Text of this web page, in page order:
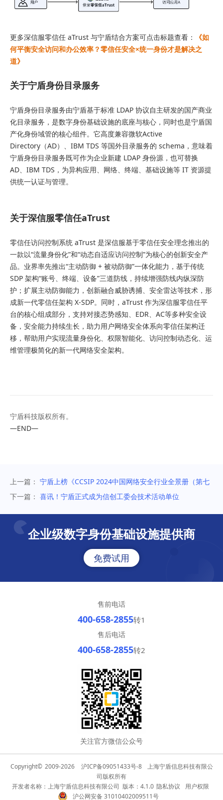
更多深信服零信任 aTrust 与宁盾结合方案可点击标题查看：
《如
何平衡安全访问和办公效率？零信任安全×统一身份才是解决之
道》
关于宁盾身份目录服务
宁盾身份目录服务由宁盾基于标准 LDAP 协议自主研发的国产商业
化目录服务，是数字身份基础设施的底座与核心，同时也是宁盾国
产化身份域管的核心组件。它高度兼容微软Active
Directory（AD）、IBM TDS 等国外目录服务的 schema，意味着
宁盾身份目录服务既可作为企业新建 LDAP 身份源，也可替换
AD、IBM TDS，为异构应用、网络、终端、基础设施等 IT 资源提
供统一认证与管理。
关于深信服零信任aTrust
零信任访问控制系统 aTrust 是深信服基于零信任安全理念推出的
一款以“流量身份化”和“动态自适应访问控制”为核心的创新安全产
品。业界率先推出“主动防御 + 被动防御”一体化能力，基于传统
SDP 架构“账号、终端、设备”三道防线，持续增强防线内纵深防
护；扩展主动防御能力，创新融合威胁诱捕、安全雷达等技术，形
成新一代零信任架构 X-SDP。同时，aTrust 作为深信服零信任平
台的核心组成部分，支持对接态势感知、EDR、AC等多种安全设
备，安全能力持续生长，助力用户网络安全体系向零信任架构迁
移，帮助用户实现流量身份化、权限智能化、访问控制动态化、运
维管理极简化的新一代网络安全架构。
宁盾科技版权所有。
—END—
上一篇： 宁盾上榜《CCSIP 2024中国网络安全行业全景册（第七
版）》MFA、网络准入等6大细分领域
下一篇： 喜讯！宁盾正式成为信创工委会技术活动单位
企业级数字身份基础设施提供商
免费试用
售前电话
400-658-2855转1
售后电话
400-658-2855转2
关注官方微信公众号
Copyright© 2009-2026 沪ICP备09051433号-8
上海宁盾信息科技有限公
司版权所有
开发者名称：上海宁盾信息科技有限公司 版本：4.1.0 隐私协议
用户权限
沪公网安备 31010402009511号